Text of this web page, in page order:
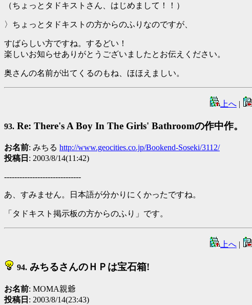
（ちょっとタドキストさん、はじめまして！！）
〉ちょっとタドキストの方からのふりなのですが、
すばらしい方ですね。するどい！
楽しいお知らせありがとうございましたとお伝えください。
奥さんの名前が出てくるのもね、ほほえましい。
上へ |
93. Re: There's A Boy In The Girls' Bathroomの作中作。
お名前: みちる http://www.geocities.co.jp/Bookend-Soseki/3112/
投稿日 : 2003/8/14(11:42)
------------------------------
あ、すみません。日本語が分かりにくかったですね。
「タドキスト掲示板の方からのふり」です。
上へ |
94. みちるさんのＨＰは宝石箱!
お名前: MOMA親爺
投稿日 : 2003/8/14(23:43)